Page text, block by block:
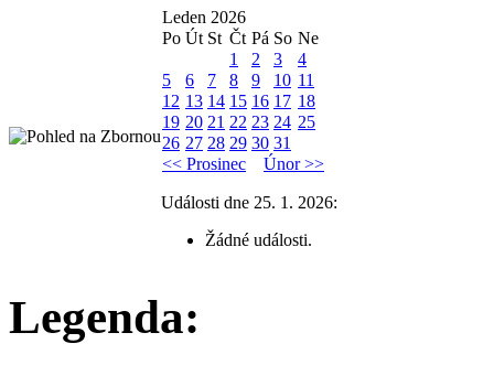
Leden 2026
Po Út St Čt Pá So Ne
1
2 3
4
5
6 7 8 9 10 11
12 13 14 15 16 17 18
19 20 21 22 23 24 25
26 27 28 29 30 31
<< Prosinec
Únor >>
Události dne 25. 1. 2026:
Žádné události.
Legenda: